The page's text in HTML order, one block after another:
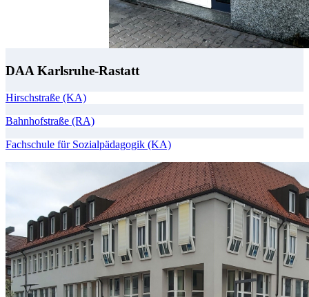
DAA Karlsruhe-Rastatt
Hirschstraße (KA)
Bahnhofstraße (RA)
Fachschule für Sozialpädagogik (KA)